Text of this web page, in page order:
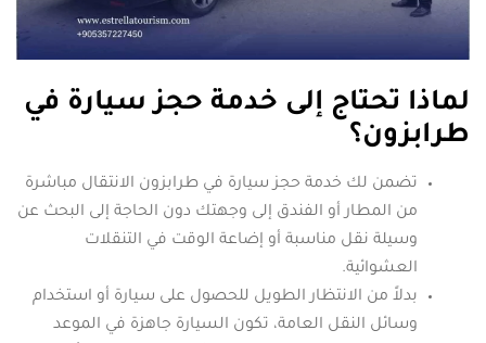
لماذا تحتاج إلى خدمة حجز سيارة في
طرابزون؟
تضمن لك خدمة حجز سيارة في طرابزون الانتقال مباشرة
من المطار أو الفندق إلى وجهتك دون الحاجة إلى البحث عن
وسيلة نقل مناسبة أو إضاعة الوقت في التنقلات
العشوائية.
بدلاً من الانتظار الطويل للحصول على سيارة أو استخدام
وسائل النقل العامة، تكون السيارة جاهزة في الموعد